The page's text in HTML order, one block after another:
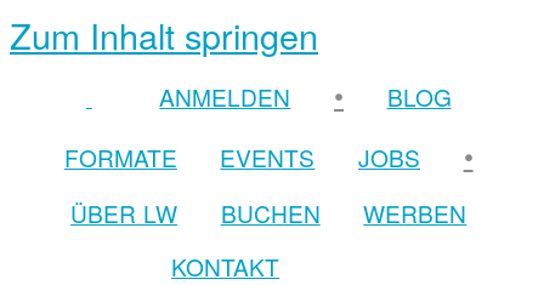
Zum Inhalt springen
ANMELDEN •
BLOG
FORMATE
EVENTS JOBS •
ÜBER LW BUCHEN
WERBEN
KONTAKT